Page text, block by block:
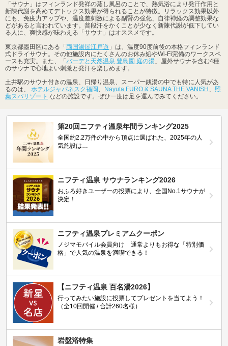
「サウナ」はフィンランド発祥の蒸し風呂のことで、熱気浴により発汗作用と
新陳代謝を高めてデトックス効果が得られることが特徴。リラックス効果以外
にも、免疫力アップや、温度差刺激による副腎の強化、自律神経の調整効果な
どがあると言われています。普段汗をかくことが少なく新陳代謝が低下してい
る人に、爽快感が味わえる「サウナ」はオススメです。
東京都墨田区にある「 両国湯屋江戸遊 」は、温度90度前後の本格フィンランド
式ドライサウナ。その他施設内にたくさんのお休み処やWi-Fi完備のワークスペ
ースも充実。また、「 バーデと天然温泉 豊島園 庭の湯 」屋外サウナを含む4種
のサウナで心地よい刺激と発汗を楽しめます。
土井駅のサウナ付きの温泉、日帰り温泉、スーパー銭湯の中でも特に人気があ
るのは、 ホテルジャパネスク福岡 、 Nayuta FURO & SAUNA THE VANISH 、 照
葉スパリゾート などの施設です。ぜひ一度は足を運んでみてください。
第20回ニフティ温泉年間ランキング2025
全国約2.2万件の中から頂点に選ばれた、2025年の人
気施設は…
ニフティ温泉 サウナランキング2026
おふろ好きユーザーの投票により、全国No.1サウナが
決定！
ニフティ温泉プレミアムクーポン
ノジマモバイル会員向け 通常よりもお得な「特別価
格」で人気の温泉を満喫できる！
【ニフティ温泉 百名湯2026】
行ってみたい施設に投票してプレゼントを当てよう！
（全10回開催 / 合計260名様）
岩盤浴特集